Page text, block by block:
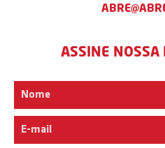
ASSINE NOSSA